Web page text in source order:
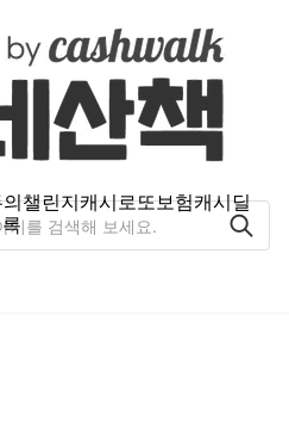
챌린지캐시로또보험캐시딜